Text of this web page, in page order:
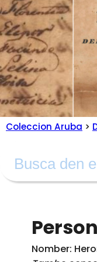
Coleccion Aruba >
Nomber: